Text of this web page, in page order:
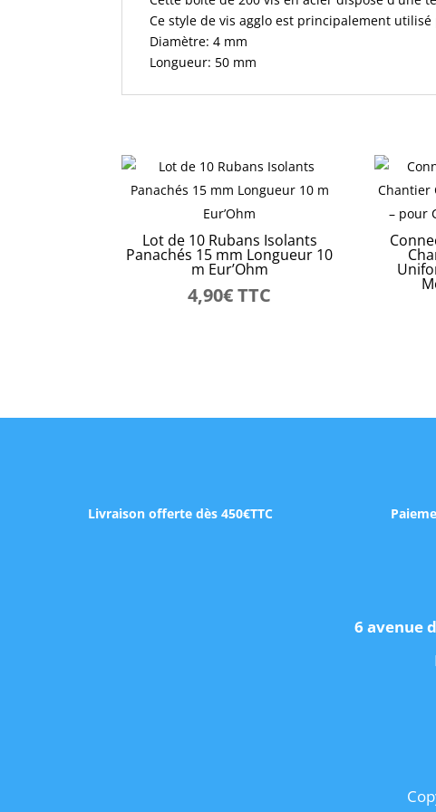
Ce style de vis agglo est principalement
Diamètre: 4 mm
Longueur: 50 mm
Lot de 10 Rubans Isolants
Panachés 15 mm Longueur 10
m Eur’Ohm
4,90€ TTC
Livraison offerte dès 450€TTC
6 avenue